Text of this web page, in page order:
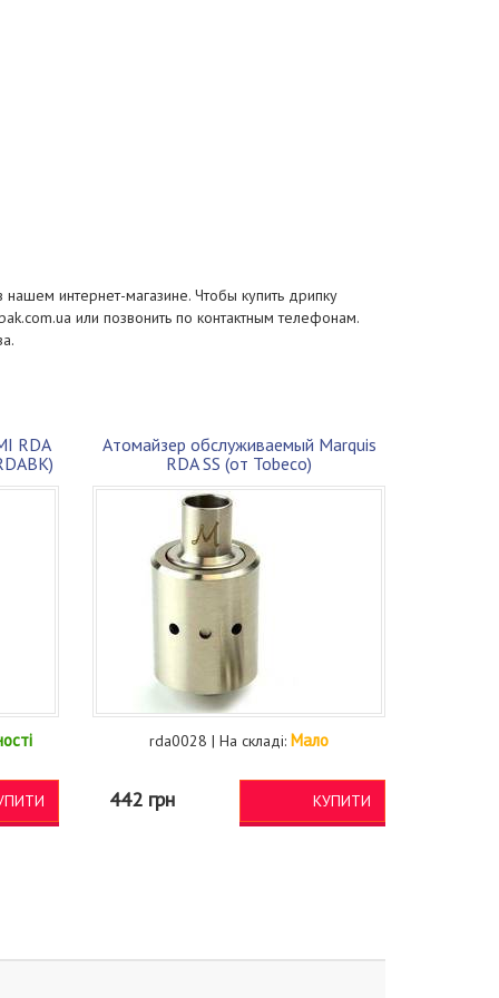
интернет-магазине. Чтобы купить дрипку
или позвонить по контактным телефонам.
RDA
Атомайзер обслуживаемый Marquis
RDA SS (от Tobeco)
rda0028 | На складі: Мало
442 грн КУПИТИ